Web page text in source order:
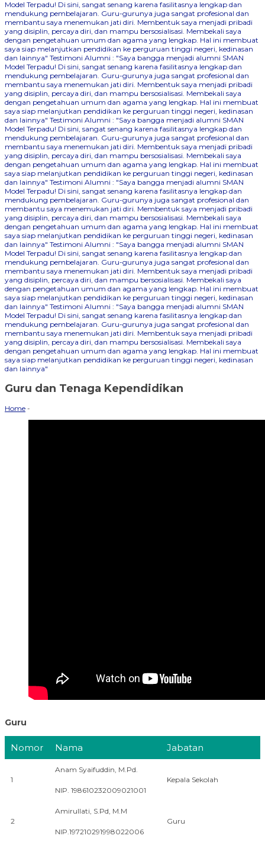
Model Terpadu! Di sini, sangat senang karena fasilitasnya lengkap dan
mendukung pembelajaran. Guru-gurunya juga sangat profesional dan
membantu saya menemukan jati diri. Membentuk saya menjadi pribadi
yang disiplin, percaya diri, dan mampu bersosialisasi. Membekali saya
dengan pengetahuan umum dan agama yang lengkap. Hal ini membuat
saya siap melanjutkan pendidikan ke perguruan tinggi negeri, kedinasan
dan lainnya" Testimoni Alumni : "Saya bangga menjadi alumni SMAN
Model Terpadu! Di sini, sangat senang karena fasilitasnya lengkap dan
mendukung pembelajaran. Guru-gurunya juga sangat profesional dan
membantu saya menemukan jati diri. Membentuk saya menjadi pribadi
yang disiplin, percaya diri, dan mampu bersosialisasi. Membekali saya
dengan pengetahuan umum dan agama yang lengkap. Hal ini membuat
saya siap melanjutkan pendidikan ke perguruan tinggi negeri, kedinasan
dan lainnya" Testimoni Alumni : "Saya bangga menjadi alumni SMAN
Model Terpadu! Di sini, sangat senang karena fasilitasnya lengkap dan
mendukung pembelajaran. Guru-gurunya juga sangat profesional dan
membantu saya menemukan jati diri. Membentuk saya menjadi pribadi
yang disiplin, percaya diri, dan mampu bersosialisasi. Membekali saya
dengan pengetahuan umum dan agama yang lengkap. Hal ini membuat
saya siap melanjutkan pendidikan ke perguruan tinggi negeri, kedinasan
dan lainnya" Testimoni Alumni : "Saya bangga menjadi alumni SMAN
Model Terpadu! Di sini, sangat senang karena fasilitasnya lengkap dan
mendukung pembelajaran. Guru-gurunya juga sangat profesional dan
membantu saya menemukan jati diri. Membentuk saya menjadi pribadi
yang disiplin, percaya diri, dan mampu bersosialisasi. Membekali saya
dengan pengetahuan umum dan agama yang lengkap. Hal ini membuat
saya siap melanjutkan pendidikan ke perguruan tinggi negeri, kedinasan
dan lainnya" Testimoni Alumni : "Saya bangga menjadi alumni SMAN
Model Terpadu! Di sini, sangat senang karena fasilitasnya lengkap dan
mendukung pembelajaran. Guru-gurunya juga sangat profesional dan
membantu saya menemukan jati diri. Membentuk saya menjadi pribadi
yang disiplin, percaya diri, dan mampu bersosialisasi. Membekali saya
dengan pengetahuan umum dan agama yang lengkap. Hal ini membuat
saya siap melanjutkan pendidikan ke perguruan tinggi negeri, kedinasan
dan lainnya" Testimoni Alumni : "Saya bangga menjadi alumni SMAN
Model Terpadu! Di sini, sangat senang karena fasilitasnya lengkap dan
mendukung pembelajaran. Guru-gurunya juga sangat profesional dan
membantu saya menemukan jati diri. Membentuk saya menjadi pribadi
yang disiplin, percaya diri, dan mampu bersosialisasi. Membekali saya
dengan pengetahuan umum dan agama yang lengkap. Hal ini membuat
saya siap melanjutkan pendidikan ke perguruan tinggi negeri, kedinasan
dan lainnya"
Guru dan Tenaga Kependidikan
Home -
Guru
Nomor Nama Jabatan
1
Anam Syaifuddin, M.Pd.
Kepala Sekolah
NIP. 198610232009021001
2
Amirullati, S.Pd, M.M
Guru
NIP.197210291998022006